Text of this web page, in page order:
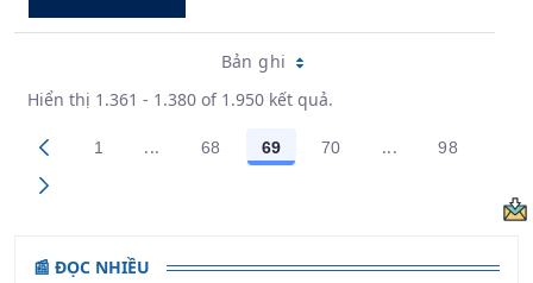
Bản ghi
Hiển thị 1.361 - 1.380 of 1.950 kết quả.
Các trang trên cổng
1 ...Trang trung gian Use TAB to navigate.
Các trang trên cổng
68 Các trang trên cổng
69 Các trang trên cổng
70 ...Trang trung
Các
98
📰 ĐỌC NHIỀU